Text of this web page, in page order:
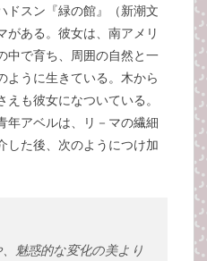
ドスン『緑の館』（新潮文
がある。彼女は、南アメリ
中で育ち、周囲の自然と一
ように生きている。木から
も彼女になついている。
年アベルは、リ－マの繊細
した後、次のようにつけ加
魅惑的な変化の美より